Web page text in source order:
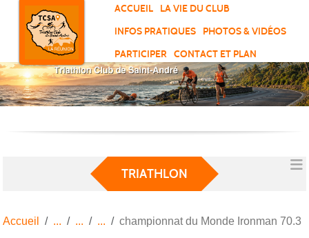
ACCUEIL
LA VIE DU CLUB
INFOS PRATIQUES
PHOTOS & VIDÉOS
PARTICIPER
CONTACT ET PLAN
TRIATHLON
Accueil championnat du Monde Ironman 70.3
Panneau de gestion des cookies